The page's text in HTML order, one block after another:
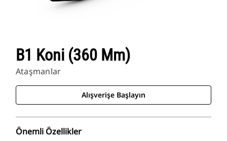
B1 Koni (360 Mm)
Ataşmanlar
Alışverişe Başlayın
Önemli Özellikler